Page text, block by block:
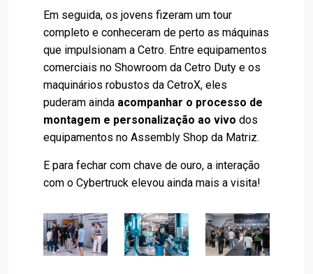
Em seguida, os jovens fizeram um tour
completo e conheceram de perto as máquinas
que impulsionam a Cetro. Entre equipamentos
comerciais no Showroom da Cetro Duty e os
maquinários robustos da CetroX, eles
puderam ainda acompanhar o processo de
montagem e personalização ao vivo dos
equipamentos no Assembly Shop da Matriz.
E para fechar com chave de ouro, a interação
com o Cybertruck elevou ainda mais a visita!